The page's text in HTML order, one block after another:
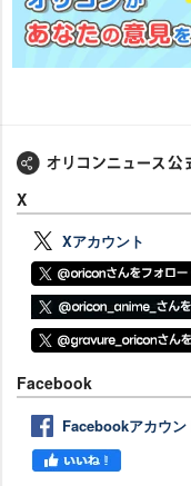
X
Xアカウント
Facebook
Facebookアカウン